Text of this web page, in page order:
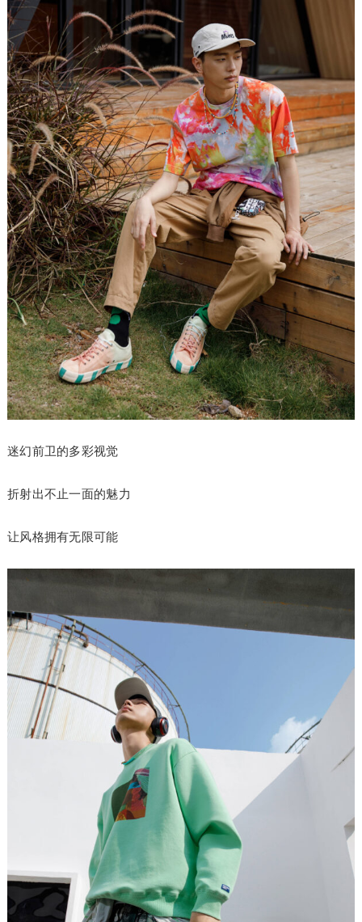
迷幻前卫的多彩视觉
折射出不止一面的魅力
让风格拥有无限可能